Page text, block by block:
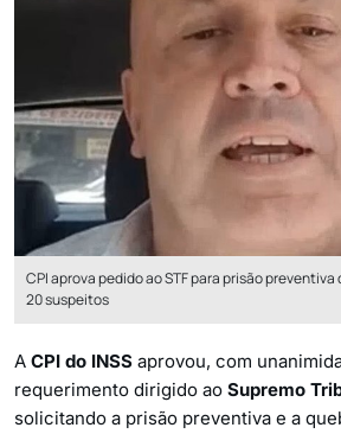
CPI aprova pedido ao STF para prisão preventiva
20 suspeitos
A CPI do INSS aprovou, com
requerimento dirigido ao Supremo
solicitando a prisão preventiva e a